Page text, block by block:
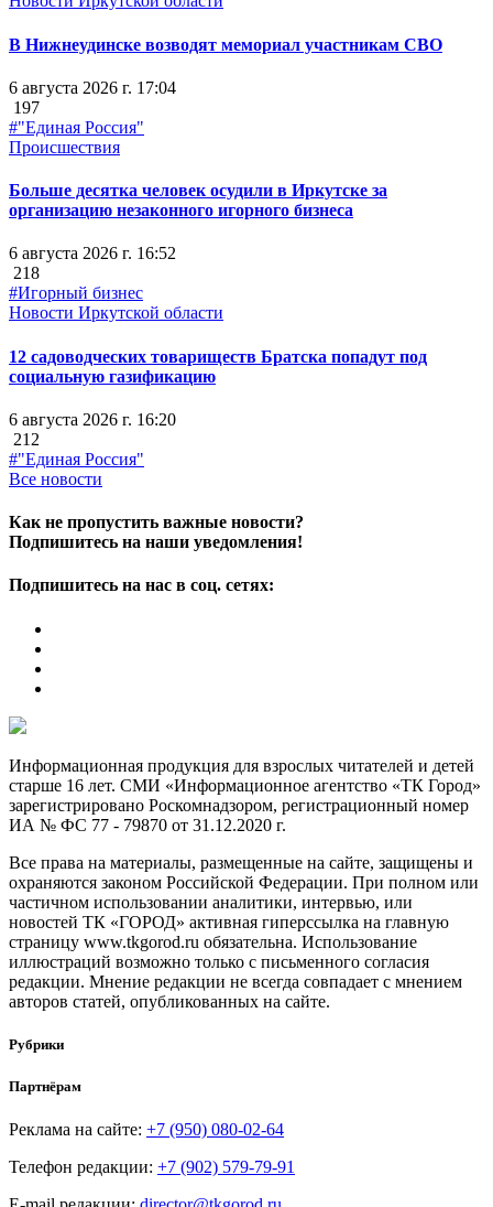
В Нижнеудинске возводят мемориал участникам СВО
6 августа 2026 г. 17:04
197
#"Единая Россия"
Происшествия
Больше десятка человек осудили в Иркутске за
организацию незаконного игорного бизнеса
6 августа 2026 г. 16:52
218
#Игорный бизнес
Новости Иркутской области
12 садоводческих товариществ Братска попадут под
социальную газификацию
6 августа 2026 г. 16:20
212
#"Единая Россия"
Все новости
Как не пропустить важные новости?
Подпишитесь на наши уведомления!
Подпишитесь на нас в соц. сетях:
Информационная продукция для взрослых читателей и детей
старше 16 лет. СМИ «Информационное агентство «ТК Город»
зарегистрировано Роскомнадзором, регистрационный номер
ИА № ФС 77 - 79870 от 31.12.2020 г.
Все права на материалы, размещенные на сайте, защищены и
охраняются законом Российской Федерации. При полном или
частичном использовании аналитики, интервью, или
новостей ТК «ГОРОД» активная гиперссылка на главную
страницу www.tkgorod.ru обязательна. Использование
иллюстраций возможно только с письменного согласия
редакции. Мнение редакции не всегда совпадает с мнением
авторов статей, опубликованных на сайте.
Рубрики
Партнёрам
Реклама на сайте: +7 (950) 080-02-64
Телефон редакции: +7 (902) 579-79-91